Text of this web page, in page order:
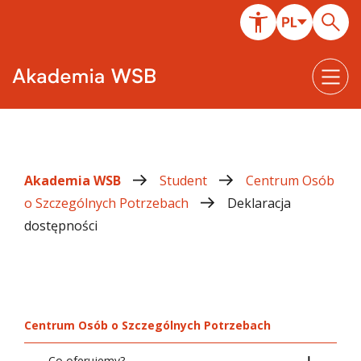
Akademia WSB Student
Centrum Osób
o Szczególnych Potrzebach
Deklaracja
dostępności
Centrum Osób o Szczególnych Potrzebach